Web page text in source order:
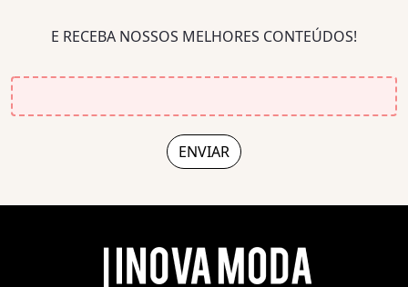
E RECEBA NOSSOS MELHORES CONTEÚDOS!